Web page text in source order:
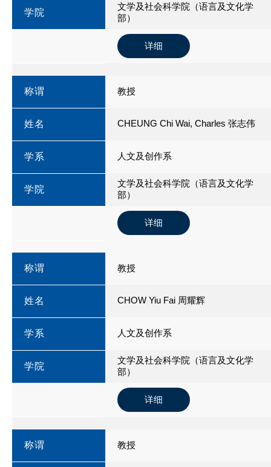
学院
文学及社会科学院（语言及文化学
部）
详细
称谓 教授
姓名 CHEUNG Chi Wai, Charles 张志伟
学系 人文及创作系
学院
文学及社会科学院（语言及文化学
部）
详细
称谓 教授
姓名 CHOW Yiu Fai 周耀辉
学系 人文及创作系
学院
文学及社会科学院（语言及文化学
部）
详细
称谓 教授